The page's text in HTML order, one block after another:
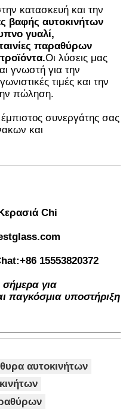
κατασκευή και την
βαφής αυτοκινήτων
γυαλί,
παραθύρων
Οι λύσεις μας
γνωστή για την
τιμές και την
πώληση.
συνεργάτης σας
και
Chi
+86 15553820372
σήμερα για
παγκόσμια υποστήριξη
αυτοκινήτων